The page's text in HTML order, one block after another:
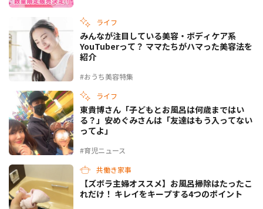
ライフ
#おうち美容特集
みんなが注目している美容・ボディケア系
YouTuberって？ ママたちがハマった美容法を
紹介
ライフ
#育児ニュース
東貴博さん「子どもとお風呂は何歳まではい
る？」安めぐみさんは「友達はもう入ってない
ってよ」
共働き家事
【ズボラ主婦オススメ】お風呂掃除はたったこ
れだけ！ キレイをキープする4つのポイント